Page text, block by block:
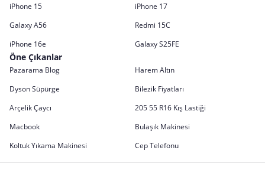
iPhone 15
iPhone 17
Galaxy A56
Redmi 15C
iPhone 16e
Galaxy S25FE
Öne Çıkanlar
Pazarama Blog
Harem Altın
Dyson Süpürge
Bilezik Fiyatları
Arçelik Çaycı
205 55 R16 Kış Lastiği
Macbook
Bulaşık Makinesi
Koltuk Yıkama Makinesi
Cep Telefonu